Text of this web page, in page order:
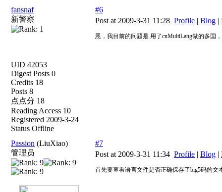
fansnaf
新警察
UID 42053
Digest Posts 0
Credits 18
Posts 8
点点分 18
Reading Access 10
Registered 2009-3-24
Status Offline
#6
Post at 2009-3-31 11:28 Profile | Blog |
恩，我目前的问题是 用了cnMultiLang做的多国
Passion (LiuXiao)
管理员
#7
Post at 2009-3-31 11:34 Profile | Blog |
首先要查看语言文件是否正确保存了big5码的